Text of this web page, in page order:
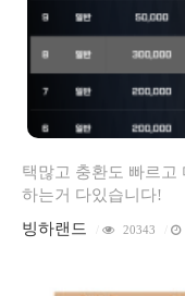
택많고 충환도 빠르고
하는거 다있습니다!
빙하랜드
20343